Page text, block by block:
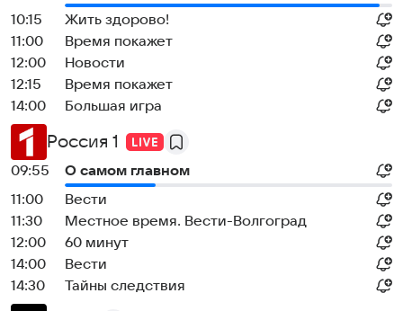
10:15
Жить здорово!
11:00
Время покажет
12:00
Новости
12:15
Время покажет
14:00
Большая игра
Россия 1
09:55
О самом главном
11:00
Вести
11:30
Местное время. Вести-Волгоград
12:00
60 минут
14:00
Вести
14:30
Тайны следствия